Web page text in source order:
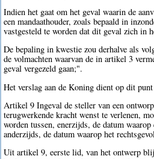
Indien het gaat om het geval waarin de
een mandaathouder, zoals bepaald in
vastgesteld te worden dat dit geval zich in
De bepaling in kwestie zou derhalve als
de volmachten waarvan de in artikel 3
geval vergezeld gaan;".
Het verslag aan de Koning dient op dit
Artikel 9 Ingeval de steller van een
terugwerkende kracht wenst te verlenen,
worden tussen, enerzijds, de datum
anderzijds, de datum waarop het
Uit artikel 9, eerste lid, van het ontwerp